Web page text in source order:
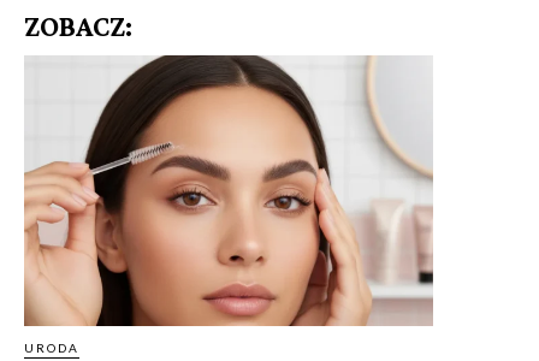
ZOBACZ:
URODA